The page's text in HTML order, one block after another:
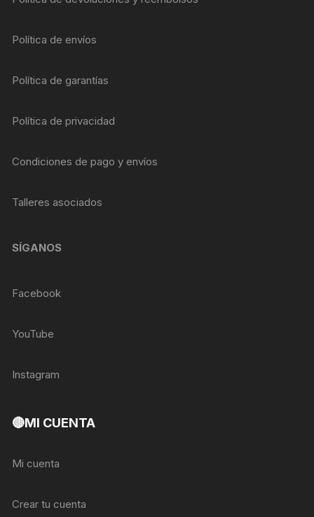
Política de envíos
Política de garantías
Política de privacidad
Condiciones de pago y envíos
Talleres asociados
SÍGANOS
Facebook
YouTube
Instagram
🔴MI CUENTA
Mi cuenta
Crear tu cuenta